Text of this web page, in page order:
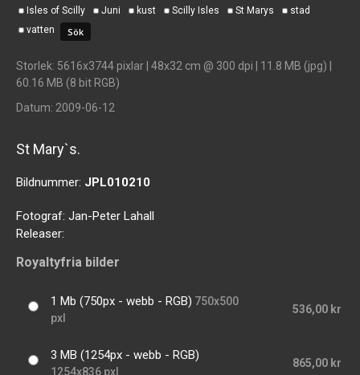
Isles of Scilly
Juni kust Scilly Isles St Marys
stad
vatten
Storlek: 5616x3744 pixlar | 48x32 cm @ 300 dpi | 11.8 MB (jpg) |
60.16 MB (8 bit RGB)
Datum: 2009-06-12
St Mary`s.
Bildnummer: JPL010210
Fotograf: Jan-Peter Lahall
Releaser:
Royaltyfria bilder
1 Mb (750px - webb - RGB) 750x500
pxl
536,00 kr
3 MB (1254px - webb - RGB)
1254x836 pxl
865,00 kr